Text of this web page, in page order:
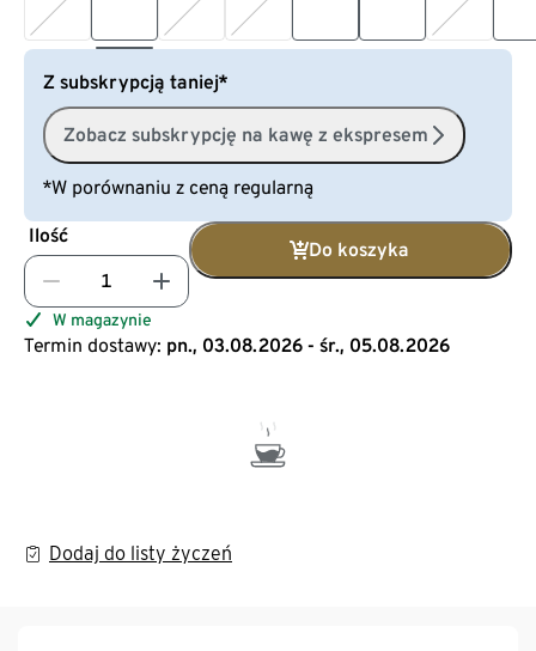
Z subskrypcją taniej*
Zobacz subskrypcję na kawę z ekspresem
*W porównaniu z ceną regularną
Ilość
Do koszyka
W magazynie
Termin dostawy: pn., 03.08.2026 - śr., 05.08.2026
Dodaj do listy życzeń